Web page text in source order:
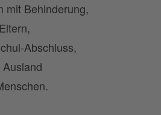
mit Behinderung,
Abschluss,